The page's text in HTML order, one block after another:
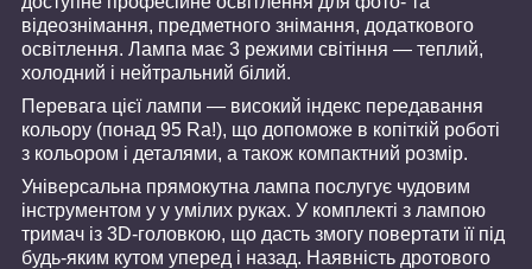
відеознімання, предметного знімання, додаткового
освітлення. Лампа має 3 режими світіння — теплий,
холодний і нейтральний білий.
Перевага цієї лампи — високий індекс передавання
кольору (понад 95 Ra!), що допоможе в копіткій роботі
з кольором і деталями, а також компактний розмір.
Універсальна прямокутна лампа послугує чудовим
інструментом у у умілих руках. У комплекті з лампою
тримач із 3D-головкою, що дасть змогу повертати її під
будь-яким кутом уперед і назад. Наявність дротового